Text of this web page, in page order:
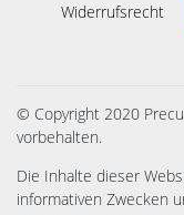
Widerrufs­recht
© Copyright 2020
vorbehalten.
Die Inhalte dieser
informativen Zwecken